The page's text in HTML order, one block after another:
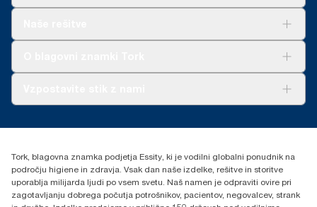
Essity Hungary Kft. Professional Hygiene
Budakeszi út 51.
Tork, blagovna znamka podjetja Essity, ki je vodilni globalni ponudnik na
področju higiene in zdravja. Vsak dan naše izdelke, rešitve in storitve
uporablja milijarda ljudi po vsem svetu. Naš namen je odpraviti ovire pri
zagotavljanju dobrega počutja potrošnikov, pacientov, negovalcev, strank